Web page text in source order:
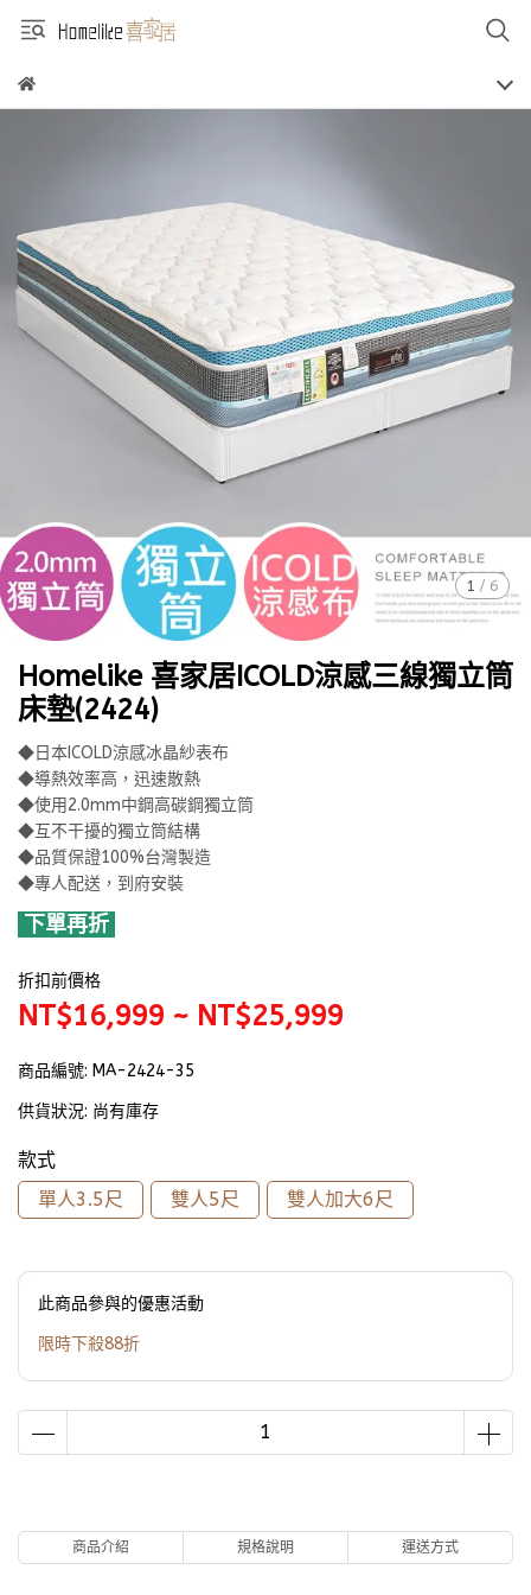
1 / 6
Homelike 喜家居ICOLD涼感三線獨立筒
床墊(2424)
◆日本ICOLD涼感冰晶紗表布
◆導熱效率高，迅速散熱
◆使用2.0mm中鋼高碳鋼獨立筒
◆互不干擾的獨立筒結構
◆品質保證100%台灣製造
◆專人配送，到府安裝
下單再折
折扣前價格
NT$16,999 ~ NT$25,999
商品編號: MA-2424-35
供貨狀況: 尚有庫存
款式
單人3.5尺
雙人5尺 雙人加大6尺
此商品參與的優惠活動
限時下殺88折
商品介紹 規格說明 運送方式